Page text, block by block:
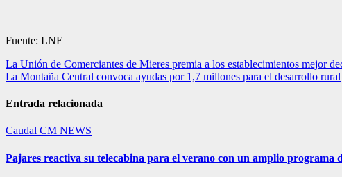
Fuente: LNE
Navegación
de
entradas
La Unión de Comerciantes de Mieres premia a los establecimientos mejor
La Montaña Central convoca ayudas por 1,7 millones para el desarrollo rural
Entrada relacionada
Caudal CM NEWS
Pajares reactiva su telecabina para el verano con un amplio programa